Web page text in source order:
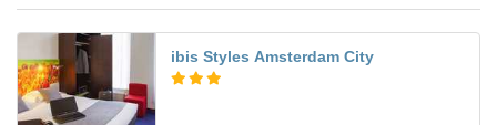
ibis Styles Amsterdam City